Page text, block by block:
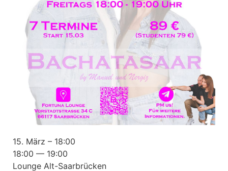
15. März – 18:00
18:00 — 19:00
Lounge Alt-Saarbrücken